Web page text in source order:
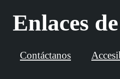
Enlaces
Contáctanos